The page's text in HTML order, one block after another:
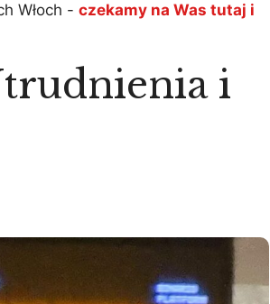
Włoch - czekamy na Was tutaj i
i